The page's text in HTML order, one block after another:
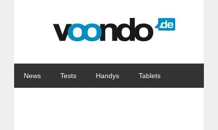
News Tests Handys Tablets